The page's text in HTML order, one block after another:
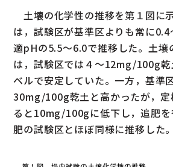
土壊の化学性の推移を第１図に
は，試験区が基準区よりも常に
適pHの5.5～6.0で推移した。土壌
は，試験区では４～12mg/100g乾
ベルで安定していた。一方，基準
30mg/100g乾土と高かったが，定
ると10mg/100gに低下し，追肥を
肥の試験区とほぼ同様に推移した。